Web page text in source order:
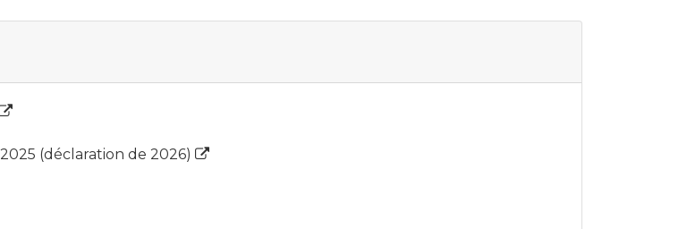
(déclaration de 2026)